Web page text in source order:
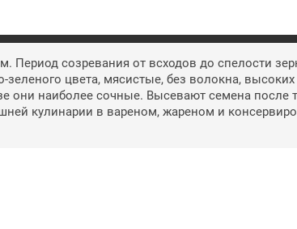
Период созревания от всходов до спелости
цвета, мясистые, без волокна,
они наиболее сочные. Высевают семена после
кулинарии в вареном, жареном и